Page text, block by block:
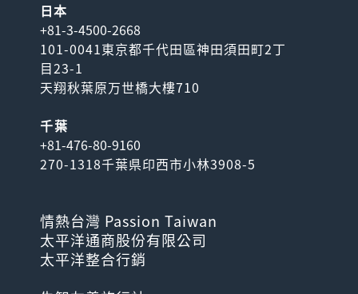
日本
+81-3-4500-2668
101-0041東京都千代田區神田須田町2丁
目23-1
天翔秋葉原万世橋大樓710
千葉
+81-476-80-9160
270-1318千葉県印西市小林3908-5
情熱台灣 Passion Taiwan
太平洋通商股份有限公司
太平洋整合行銷